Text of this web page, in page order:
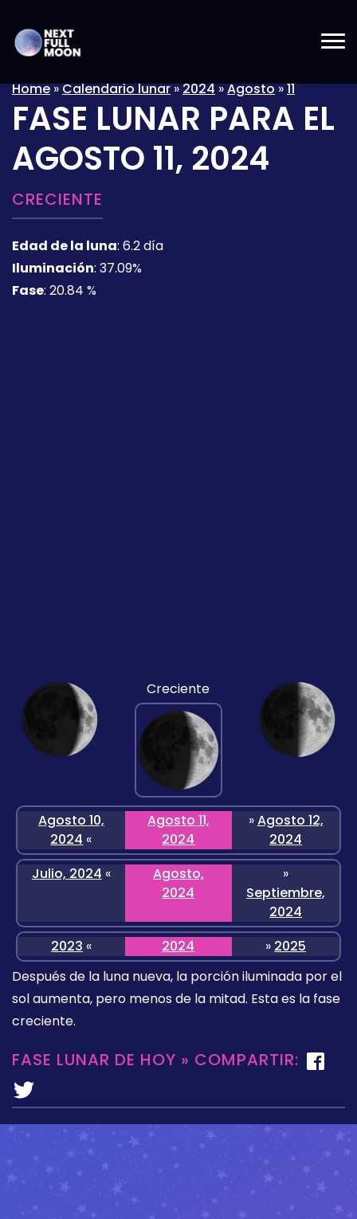
Home»Calendario lunar»2024»Agosto»11
FASE LUNAR PARA EL
AGOSTO 11, 2024
CRECIENTE
Edad de la luna: 6.2 día
Iluminación: 37.09%
Fase: 20.84 %
Creciente
Agosto 10,
2024 «
Agosto 11,
2024
»Agosto 12,
2024
Julio, 2024 «
Agosto,
2024
»
Septiembre,
2024
2023 « 2024 » 2025
Después de la luna nueva, la porción iluminada por el
sol aumenta, pero menos de la mitad. Esta es la fase
creciente.
FASE LUNAR DE HOY » COMPARTIR: